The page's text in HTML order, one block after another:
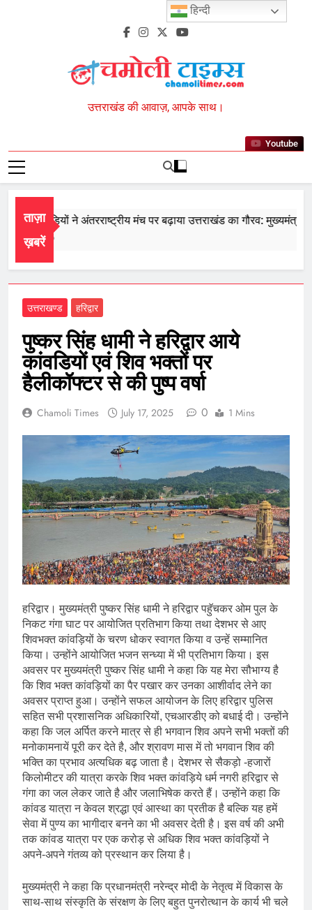
Chamoli Times
उत्तराखंड की आवाज़, आपके साथ।
Youtube
ताज़ा
ख़बरें
के खिलाड़ियों ने अंतरराष्ट्रीय मंच पर बढ़ाया उत्तराखंड का गौरव: मुख्यमंत्री
7, 2026
उत्तराखण्ड हरिद्वार
पुष्कर सिंह धामी ने हरिद्वार आये
कांवडियों एवं शिव भक्तों पर
हैलीकॉफ्टर से की पुष्प वर्षा
Chamoli Times July 17, 2025 0 1 Mins
हरिद्वार। मुख्यमंत्री पुष्कर सिंह धामी ने हरिद्वार पहुॅचकर ओम पुल के
निकट गंगा घाट पर आयोजित प्रतिभाग किया तथा देशभर से आए
शिवभक्त कांवड़ियों के चरण धोकर स्वागत किया व उन्हें सम्मानित
किया। उन्होंने आयोजित भजन सन्ध्या में भी प्रतिभाग किया। इस
अवसर पर मुख्यमंत्री पुष्कर सिंह धामी ने कहा कि यह मेरा सौभाग्य है
कि शिव भक्त कांवड़ियों का पैर पखार कर उनका आशीर्वाद लेने का
अवसर प्राप्त हुआ। उन्होंने सफल आयोजन के लिए हरिद्वार पुलिस
सहित सभी प्रशासनिक अधिकारियों, एचआरडीए को बधाई दी। उन्होंने
कहा कि जल अर्पित करने मात्र से ही भगवान शिव अपने सभी भक्तों की
मनोकामनायें पूरी कर देते है, और श्रावण मास में तो भगवान शिव की
भक्ति का प्रभाव अत्यधिक बढ़ जाता है। देशभर से सैकड़ो -हजारों
किलोमीटर की यात्रा करके शिव भक्त कांवड़िये धर्म नगरी हरिद्वार से
गंगा का जल लेकर जाते है और जलाभिषेक करते हैं। उन्होंने कहा कि
कांवड यात्रा न केवल श्रद्धा एवं आस्था का प्रतीक है बल्कि यह हमें
सेवा में पुण्य का भागीदार बनने का भी अवसर देती है। इस वर्ष की अभी
तक कांवड यात्रा पर एक करोड़ से अधिक शिव भक्त कांवड़ियों ने
अपने-अपने गंतव्य को प्रस्थान कर लिया है।
मुख्यमंत्री ने कहा कि प्रधानमंत्री नरेन्द्र मोदी के नेतृत्व में विकास के
साथ-साथ संस्कृति के संरक्षण के लिए बहुत पुनरोत्थान के कार्य भी चले
हिन्दी